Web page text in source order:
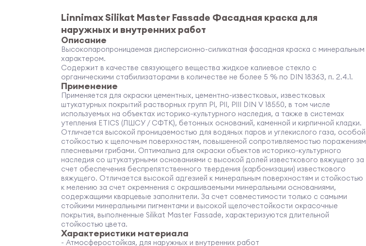
Linnimax Silikat Master Fassade Фасадная краска для
наружных и внутренних работ
Описание
Высокопаропроницаемая дисперсионно-силикатная фасадная краска с минеральным
характером.
Содержит в качестве связующего вещества жидкое калиевое стекло с
органическими стабилизаторами в количестве не более 5 % по DIN 18363, п. 2.4.1.
Применение
Применяется для окраски цементных, цементно-известковых, известковых
штукатурных покрытий растворных групп PI, PII, PIII DIN V 18550, в том числе
используемых на объектах историко-культурного наследия, а также в системах
утепления ETICS (ЛШСУ / СФТК), бетонных оснований, каменной и кирпичной кладки.
Отличается высокой проницаемостью для водяных паров и углекислого газа, особой
стойкостью к щелочным поверхностям, повышенной сопротивляемостью поражениям
плесневыми грибами. Оптимальна для окраски объектов историко-культурного
наследия со штукатурными основаниями с высокой долей известкового вяжущего за
счет обеспечения беспрепятственного твердения (карбонизации) известкового
вяжущего. Отличается высокой адгезией к минеральным поверхностям и стойкостью
к мелению за счет окремнения с окрашиваемыми минеральными основаниями,
содержащими кварцевые заполнители. За счет совместимости только с самыми
стойкими минеральными пигментами и высокой щелочестойкости окрасочные
покрытия, выполненные Silikat Master Fassade, характеризуются длительной
стойкостью цвета.
Характеристики материала
- Атмосферостойкая, для наружных и внутренних работ